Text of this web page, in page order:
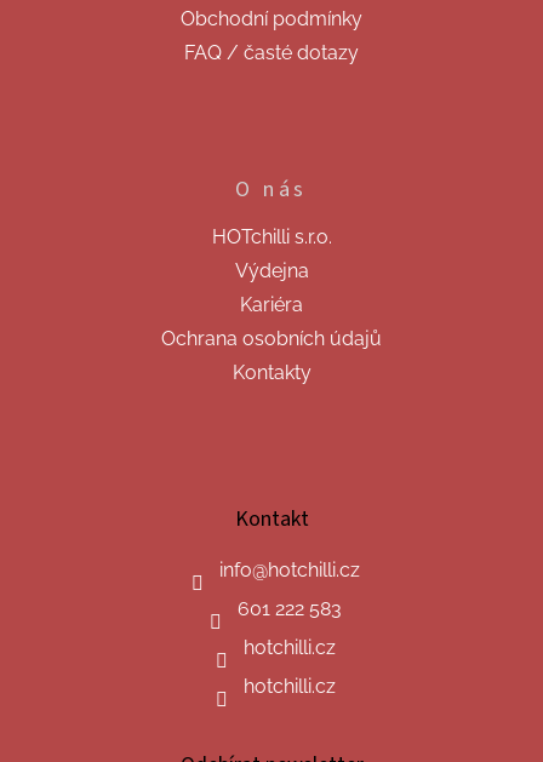
Obchodní podmínky
FAQ / časté dotazy
O nás
HOTchilli s.r.o.
Výdejna
Kariéra
Ochrana osobních údajů
Kontakty
Kontakt
info@hotchilli.cz
601 222 583
hotchilli.cz
hotchilli.cz